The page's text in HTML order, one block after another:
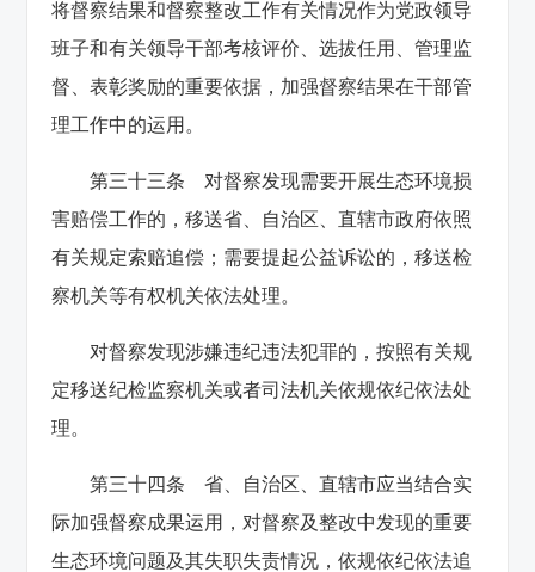
将督察结果和督察整改工作有关情况作为党政领导
班子和有关领导干部考核评价、选拔任用、管理监
督、表彰奖励的重要依据，加强督察结果在干部管
理工作中的运用。
第三十三条 对督察发现需要开展生态环境损
害赔偿工作的，移送省、自治区、直辖市政府依照
有关规定索赔追偿；需要提起公益诉讼的，移送检
察机关等有权机关依法处理。
对督察发现涉嫌违纪违法犯罪的，按照有关规
定移送纪检监察机关或者司法机关依规依纪依法处
理。
第三十四条 省、自治区、直辖市应当结合实
际加强督察成果运用，对督察及整改中发现的重要
生态环境问题及其失职失责情况，依规依纪依法追